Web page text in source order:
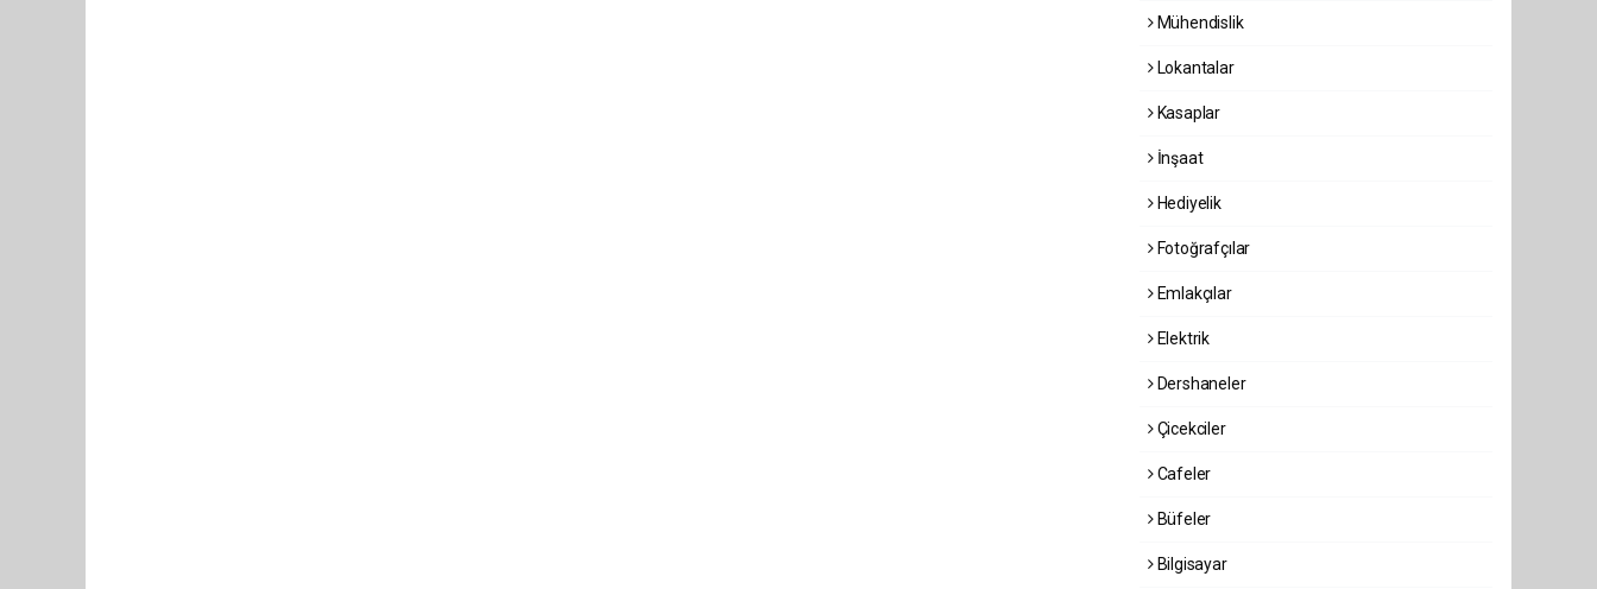
Mühendislik
Lokantalar
Kasaplar
İnşaat
Hediyelik
Fotoğrafçılar
Emlakçılar
Elektrik
Dershaneler
Çicekciler
Cafeler
Büfeler
Bilgisayar